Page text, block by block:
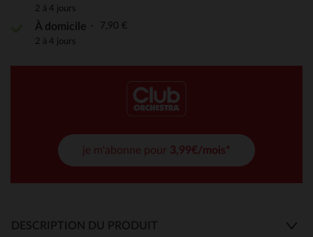
2 à 4 jours
À domicile 7,90 €
2 à 4 jours
je m'abonne pour 3,99€/mois*
DESCRIPTION DU PRODUIT